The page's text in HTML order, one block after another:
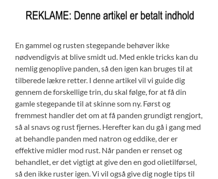
En gammel og rusten stegepande behøver ikke
nødvendigvis at blive smidt ud. Med enkle tricks kan du
nemlig genoplive panden, så den igen kan bruges til at
tilberede lækre retter. I denne artikel vil vi guide dig
gennem de forskellige trin, du skal følge, for at få din
gamle stegepande til at skinne som ny. Først og
fremmest handler det om at få panden grundigt rengjort,
så al snavs og rust fjernes. Herefter kan du gå i gang med
at behandle panden med natron og eddike, der er
effektive midler mod rust. Når panden er renset og
behandlet, er det vigtigt at give den en god olietilførsel,
så den ikke ruster igen. Vi vil også give dig nogle tips til